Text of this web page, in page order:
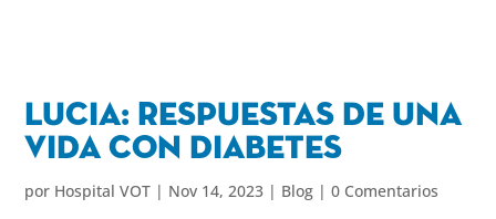
Lucia: Respuestas de una
vida con diabetes
por Hospital VOT | Nov 14, 2023 | Blog |0 Comentarios